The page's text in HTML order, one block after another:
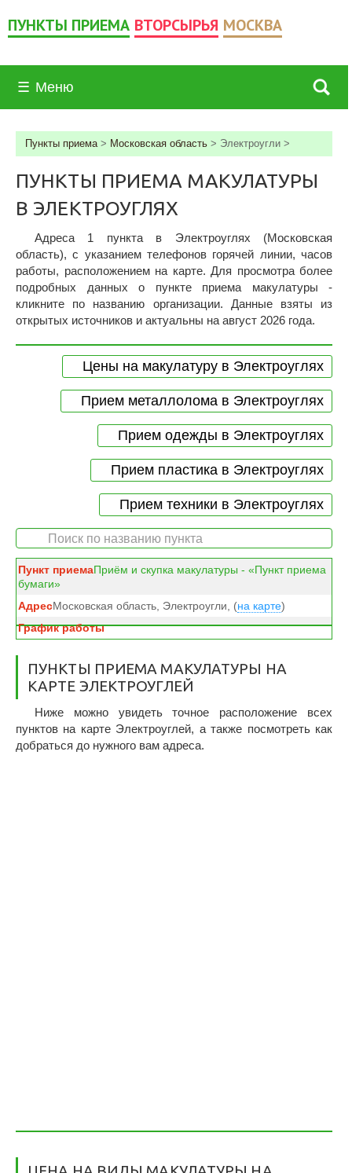
ПУНКТЫ ПРИЕМА ВТОРСЫРЬЯ МОСКВА
☰ Меню
Пункты приема> Московская область > Электроугли >
ПУНКТЫ ПРИЕМА МАКУЛАТУРЫ
В ЭЛЕКТРОУГЛЯХ
Адреса 1 пункта в Электроуглях (Московская
область), c указанием телефонов горячей линии, часов
работы, расположением на карте. Для просмотра более
подробных данных о пункте приема макулатуры -
кликните по названию организации. Данные взяты из
открытых источников и актуальны на август 2026 года.
Цены на макулатуру в Электроуглях
Прием металлолома в Электроуглях
Прием одежды в Электроуглях
Прием пластика в Электроуглях
Прием техники в Электроуглях
Приём и скупка макулатуры - «Пункт приема
бумаги»
Московская область, Электроугли, (на карте)
ПУНКТЫ ПРИЕМА МАКУЛАТУРЫ НА
КАРТЕ ЭЛЕКТРОУГЛЕЙ
Ниже можно увидеть точное расположение всех
пунктов на карте Электроуглей, а также посмотреть как
добраться до нужного вам адреса.